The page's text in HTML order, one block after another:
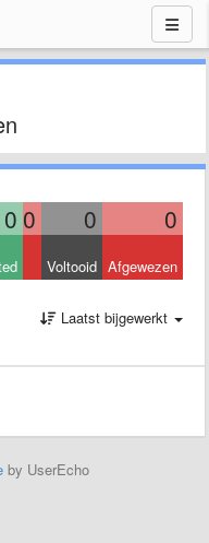
0 0 0 0
Voltooid Afgewezen
Laatst bijgewerkt
by UserEcho